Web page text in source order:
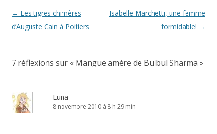
Navigation
des
← Les tigres chimères
d’Auguste Cain à Poitiers
Isabelle Marchetti, une femme
formidable! →
7 réflexions sur « Mangue amère de Bulbul Sharma »
Luna
8 novembre 2010 à 8 h 29 min